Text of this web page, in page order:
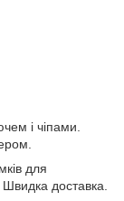
і чіпами.
для
Швидка доставка.